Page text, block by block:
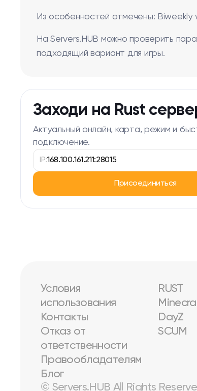
Из особенностей отмечены: Biweekly
На Servers.HUB можно проверить
подходящий вариант для игры.
Заходи на Rust
Актуальный онлайн, карта, режим и
подключение.
IP:168.100.161.211:28015
Присоединиться
Условия
использования
Контакты
Отказ от
ответственности
Правообладателям
Блог
RUST
DayZ
SCUM
© Servers.HUB All Rights